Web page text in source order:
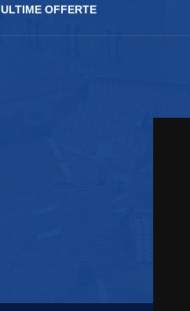
ULTIME OFFERTE